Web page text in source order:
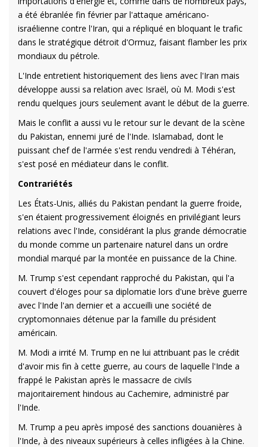
a été ébranlée fin février par l'attaque américano-
israélienne contre l'Iran, qui a répliqué en bloquant le trafic
dans le stratégique détroit d'Ormuz, faisant flamber les prix
mondiaux du pétrole.
L'Inde entretient historiquement des liens avec l'Iran mais
développe aussi sa relation avec Israël, où M. Modi s'est
rendu quelques jours seulement avant le début de la guerre.
Mais le conflit a aussi vu le retour sur le devant de la scène
du Pakistan, ennemi juré de l'Inde. Islamabad, dont le
puissant chef de l'armée s'est rendu vendredi à Téhéran,
s'est posé en médiateur dans le conflit.
Contrariétés
Les États-Unis, alliés du Pakistan pendant la guerre froide,
s'en étaient progressivement éloignés en privilégiant leurs
relations avec l'Inde, considérant la plus grande démocratie
du monde comme un partenaire naturel dans un ordre
mondial marqué par la montée en puissance de la Chine.
M. Trump s'est cependant rapproché du Pakistan, qui l'a
couvert d'éloges pour sa diplomatie lors d'une brève guerre
avec l'Inde l'an dernier et a accueilli une société de
cryptomonnaies détenue par la famille du président
américain.
M. Modi a irrité M. Trump en ne lui attribuant pas le crédit
d'avoir mis fin à cette guerre, au cours de laquelle l'Inde a
frappé le Pakistan après le massacre de civils
majoritairement hindous au Cachemire, administré par
l'Inde.
M. Trump a peu après imposé des sanctions douanières à
l'Inde, à des niveaux supérieurs à celles infligées à la Chine.